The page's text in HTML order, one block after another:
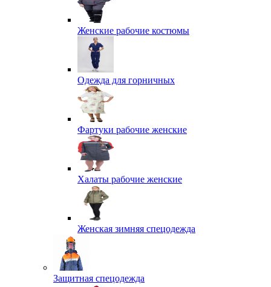
Женские рабочие костюмы
Одежда для горничных
Фартуки рабочие женские
Халаты рабочие женские
Женская зимняя спецодежда
Защитная спецодежда